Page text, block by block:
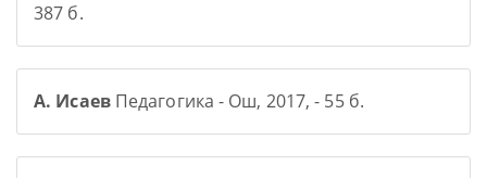
387 б.
А. ИсаевПедагогика - Ош, 2017, - 55 б.